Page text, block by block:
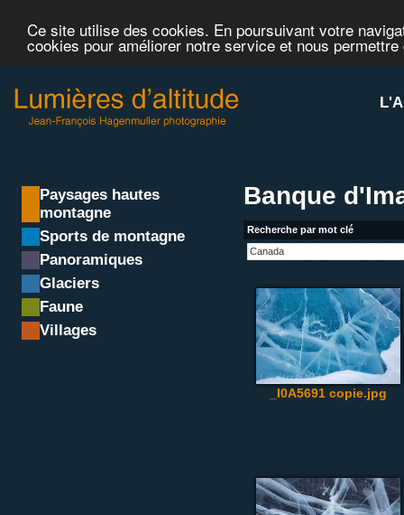
Ce site utilise des cookies. En poursuivant votre
cookies pour améliorer notre service et nous
Paysages hautes
montagne
Sports de montagne
Panoramiques
Glaciers
Faune
Villages
Banque
Recherche par mot clé
_I0A5691 copie.jpg